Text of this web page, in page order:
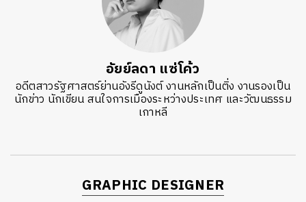
อัยย์ลดา แซ่โค้ว
อดีตสาวรัฐศาสตร์ย่านอังรีดูนังต์ งานหลักเป็นติ่ง งานรองเป็น
นักข่าว นักเขียน สนใจการเมืองระหว่างประเทศ และวัฒนธรรม
เกาหลี
GRAPHIC DESIGNER